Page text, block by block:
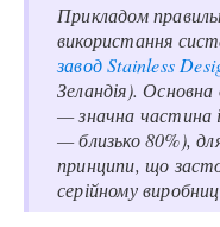
Прикладом
використання
завод Stain­less
Зеландія).
—значна частина
—близько 80%),
принципи, що
серійному